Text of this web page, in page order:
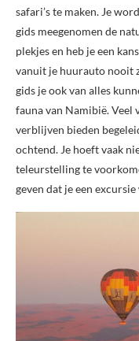
safari’s te maken. Je
gids meegenomen de
plekjes en heb je een
vanuit je huurauto nooit
gids je ook van alles
fauna van Namibië. Veel
verblijven bieden
ochtend. Je hoeft vaak
teleurstelling te
geven dat je een